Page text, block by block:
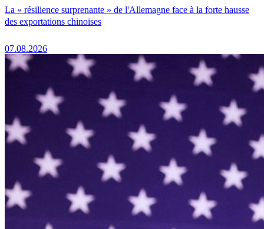
La « résilience surprenante » de l'Allemagne face à la forte hausse
des exportations chinoises
07.08.2026